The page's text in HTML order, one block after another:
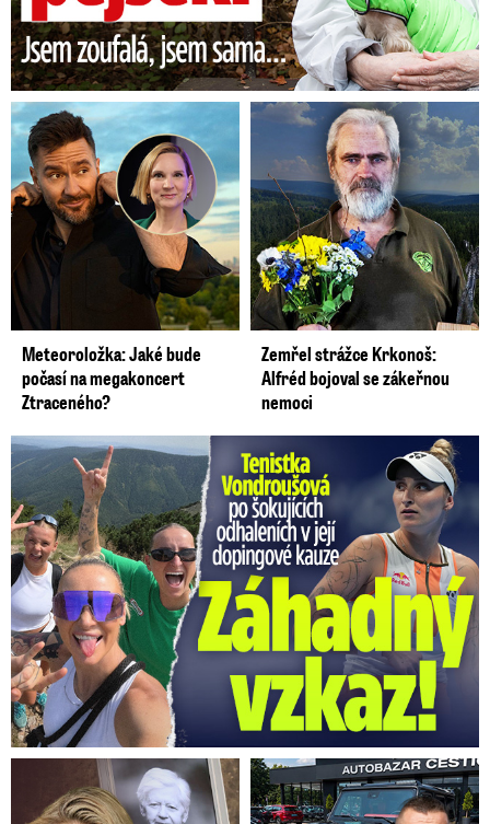
Meteoroložka: Jaké bude
počasí na megakoncert
Ztraceného?
Zemřel strážce Krkonoš:
Alfréd bojoval se zákeřnou
nemoci
Vondroušová po šokujících odhaleních v kauze: Záhadný vzkaz!